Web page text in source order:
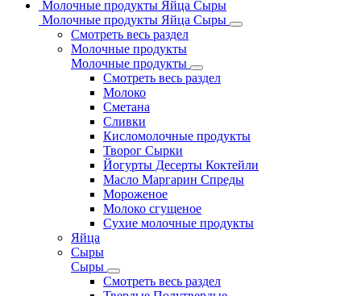
Молочные продукты Яйца Сыры
Молочные продукты Яйца Сыры
Смотреть весь раздел
Молочные продукты
Молочные продукты
Смотреть весь раздел
Молоко
Сметана
Сливки
Кисломолочные продукты
Творог Сырки
Йогурты Десерты Коктейли
Масло Маргарин Спреды
Мороженое
Молоко сгущеное
Сухие молочные продукты
Яйца
Сыры
Сыры
Смотреть весь раздел